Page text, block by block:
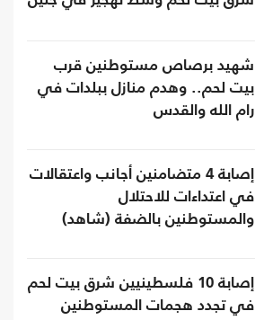
شهيد برصاص مستوطنين قرب
بيت لحم.. وهدم منازل ببلدات في
رام الله والقدس
إصابة 4 متضامنين أجانب واعتقالات
في اعتداءات للاحتلال
والمستوطنين بالضفة (شاهد)
إصابة 10 فلسطينيين شرق بيت لحم
في تجدد هجمات المستوطنين